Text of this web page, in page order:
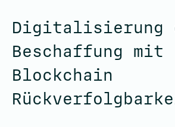
Digitalisierung
Beschaffung mit
Blockchain